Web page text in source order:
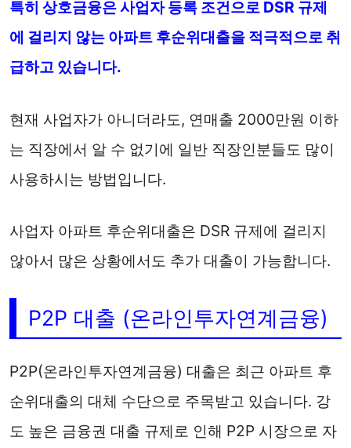
특히 상호금융은 사업자 등록 조건으로 DSR 규제
에 걸리지 않는 아파트 후순위대출을 적극적으로 취
급하고 있습니다.
현재 사업자가 아니더라도, 연매출 2000만원 이하
는 직장에서 알 수 없기에 일반 직장인분들도 많이
사용하시는 방법입니다.
사업자 아파트 후순위대출은 DSR 규제에 걸리지
않아서 많은 상황에서도 추가 대출이 가능합니다.
P2P 대출 (온라인투자연계금융)
P2P(온라인투자연계금융) 대출은 최근 아파트 후
순위대출의 대체 수단으로 주목받고 있습니다. 강
도 높은 금융권 대출 규제로 인해 P2P 시장으로 자